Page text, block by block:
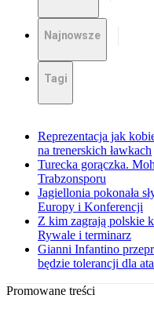
Najnowsze
Tagi
Reprezentacja jak
na trenerskich ławkach
Turecka gorączka.
Trabzonsporu
Jagiellonia pokonała
Europy i Konferencji
Z kim zagrają polskie
Rywale i terminarz
Gianni Infantino
będzie tolerancji dla
Promowane treści